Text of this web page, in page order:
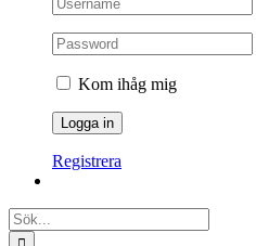
Kom ihåg mig
Registrera
Sök
efter: